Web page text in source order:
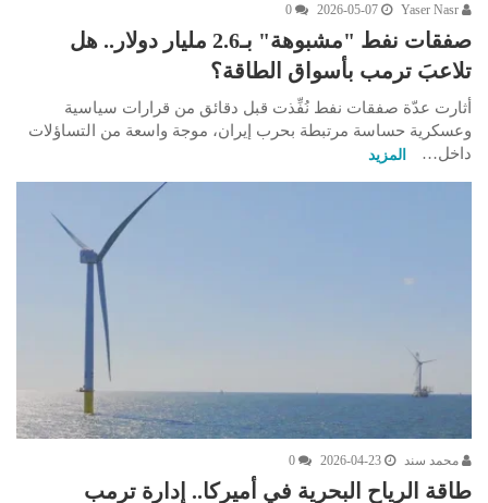
2026-05-07
0
صفقات نفط "مشبوهة" بـ2.6 مليار دولار.. هل
تلاعبَ ترمب بأسواق الطاقة؟
أثارت عدّة صفقات نفط نُفِّذت قبل دقائق من قرارات سياسية
وعسكرية حساسة مرتبطة بحرب إيران، موجة واسعة من التساؤلات
داخل…
المزيد
محمد سند 2026-04-23
0
طاقة الرياح البحرية في أميركا.. إدارة ترمب